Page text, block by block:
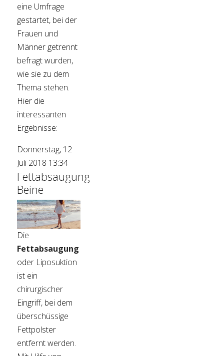
eine Umfrage
gestartet, bei der
Frauen und
Männer getrennt
befragt wurden,
wie sie zu dem
Thema stehen.
Hier die
interessanten
Ergebnisse:
Donnerstag, 12
Juli 2018 13:34
Fettabsaugung
Beine
Die
Fettabsaugung
oder Liposuktion
ist ein
chirurgischer
Eingriff, bei dem
überschüssige
Fettpolster
entfernt werden.